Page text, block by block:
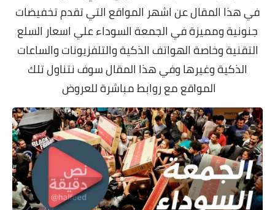
في هذا المقال عن اشهر المواقع التي تقدم تخفيضات
جنونية ومميزة في الجمعة السوداء علي اسعار السلع
التقنية وخاصة الهواتف الذكية والتلفزيونات والساعات
الذكية وغيرها وفي هذا المقال سوف نتناول تلك
المواقع مع روابط مباشرة للعروض